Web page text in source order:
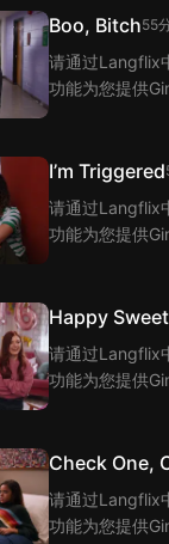
Boo, Bitch55
请通过Langflix
功能为您提供
I’m Triggered
请通过Langflix
功能为您提供
Happy
请通过Langflix
功能为您提供
Check One,
请通过Langflix
功能为您提供